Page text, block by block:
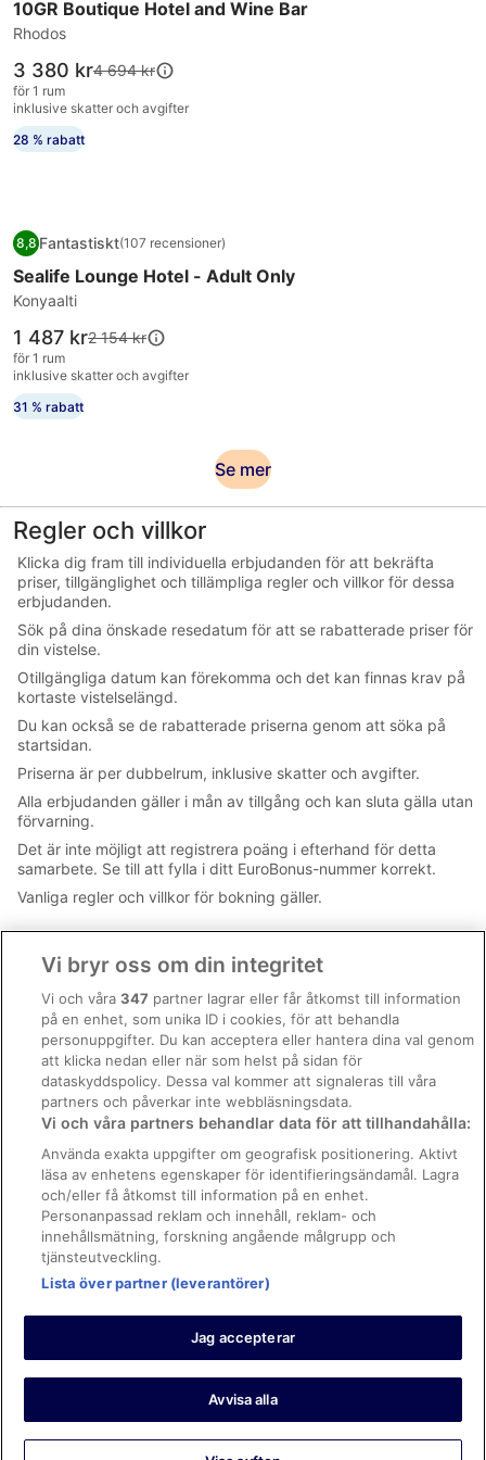
10GR
Boutique
Hotel
and
Wine
Bar
10GR Boutique Hotel and Wine Bar
Rhodos
28 % rabatt
Priset
är
3 380 kr
3 380 krPriset
4 694 kr,
4 694 kr
för 1 rum
inklusive skatter och avgifter
Fotogalleri
för
Sealife
Lounge
Hotel
-
Adult
Only
8,88,8 av 10, Fantastiskt, (107 recensioner)
Fantastiskt(107 recensioner)
Sealife Lounge Hotel - Adult Only
Konyaalti
31 % rabatt
Priset
är
1 487 kr
1 487 krPriset
2 154 kr,
2 154 kr
för 1 rum
inklusive skatter och avgifter
Sealife Lounge Hotel - Adult Only
Se mer
Se
mer
Regler och villkor
Klicka dig fram till individuella erbjudanden för att bekräfta
priser, tillgänglighet och tillämpliga regler och villkor för dessa
erbjudanden.
Sök på dina önskade resedatum för att se rabatterade priser för
din vistelse.
Otillgängliga datum kan förekomma och det kan finnas krav på
kortaste vistelselängd.
Du kan också se de rabatterade priserna genom att söka på
startsidan.
Priserna är per dubbelrum, inklusive skatter och avgifter.
Alla erbjudanden gäller i mån av tillgång och kan sluta gälla utan
förvarning.
Det är inte möjligt att registrera poäng i efterhand för detta
samarbete. Se till att fylla i ditt EuroBonus-nummer korrekt.
Vanliga regler och villkor för bokning gäller.
Sekretesspolicy
Användarvillkor
Tillgänglighetsanpassning
Policy för cookies
Juridisk information/Kontakta oss
Hur vi sorterar sökresultat
Riktlinjer för innehåll, recensioner och anmäla innehåll
Feedback om webbplatsen
© 2026 Hotels.com, LP, ett företag i Expedia Group. Med ensamrätt.
SAS och EuroBonus är registrerade varumärken, som tillhör SAS AB-
gruppen. POWERED BY HOTELS.COM, HOTELS.COM och logotypen är
varumärken som tillhör Hotels.com LP.
Vi bryr oss om din integritet
Vi och våra347 partner lagrar eller får åtkomst till information
på en enhet, som unika ID i cookies, för att behandla
personuppgifter. Du kan acceptera eller hantera dina val genom
att klicka nedan eller när som helst på sidan för
dataskyddspolicy. Dessa val kommer att signaleras till våra
partners och påverkar inte webbläsningsdata.
Vi och våra partners behandlar data för att tillhandahålla:
Använda exakta uppgifter om geografisk positionering. Aktivt
läsa av enhetens egenskaper för identifieringsändamål. Lagra
och/eller få åtkomst till information på en enhet.
Personanpassad reklam och innehåll, reklam- och
innehållsmätning, forskning angående målgrupp och
tjänsteutveckling.
Lista över partner (leverantörer)
Jag accepterar
Avvisa alla